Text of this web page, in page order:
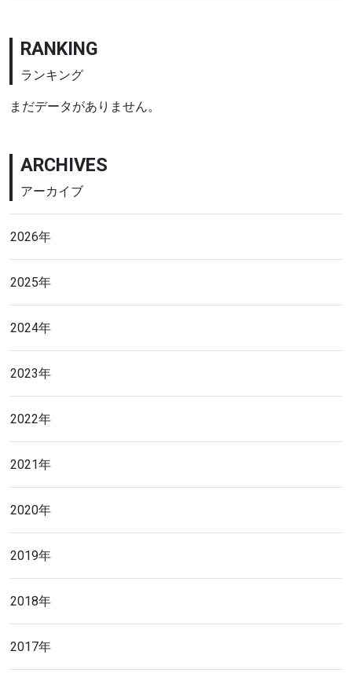
RANKING
ランキング
まだデータがありません。
ARCHIVES
アーカイブ
2026年
2025年
2024年
2023年
2022年
2021年
2020年
2019年
2018年
2017年